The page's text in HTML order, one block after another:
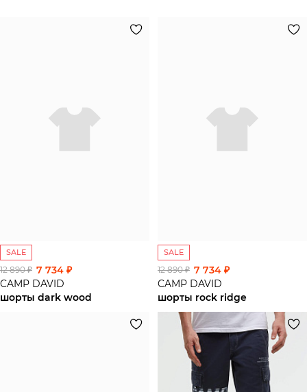
SALE
12 890 ₽ 7 734 ₽
CAMP DAVID
шорты dark wood
SALE
12 890 ₽ 7 734 ₽
CAMP DAVID
шорты rock ridge